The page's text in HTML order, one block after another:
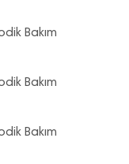
Bakım
Bakım
Bakım